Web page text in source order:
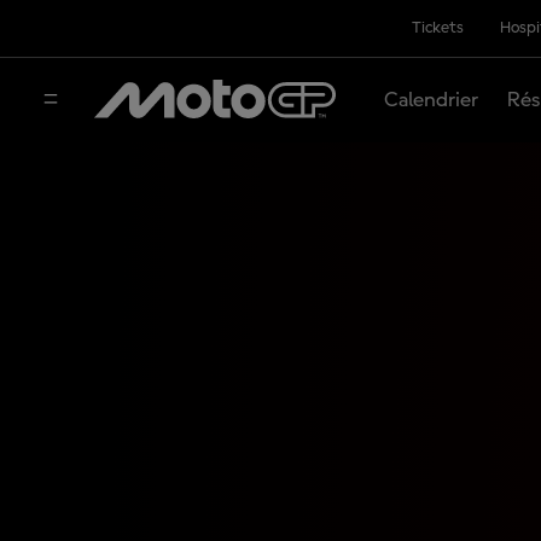
Tickets
Calendrier